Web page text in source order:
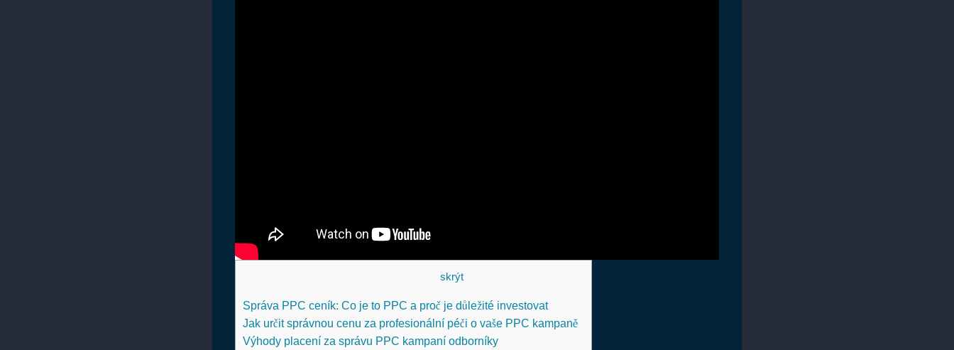
skrýt]
Správa PPC ceník: Co je to PPC a proč je důležité investovat
Jak určit správnou cenu za profesionální péči o vaše PPC kampaně
Výhody placení za správu PPC kampaní odborníky